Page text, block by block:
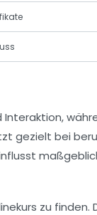
gezielt bei
zu